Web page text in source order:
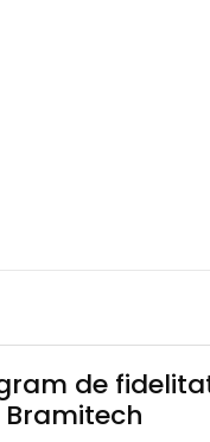
de
Bramitech